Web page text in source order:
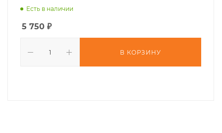
Есть в наличии
5 750 ₽
В КОРЗИНУ